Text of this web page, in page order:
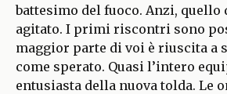
battesimo del fuoco. Anzi, quello
agitato. I primi riscontri sono
maggior parte di voi è riuscita a
come sperato. Quasi l’intero
entusiasta della nuova tolda. Le